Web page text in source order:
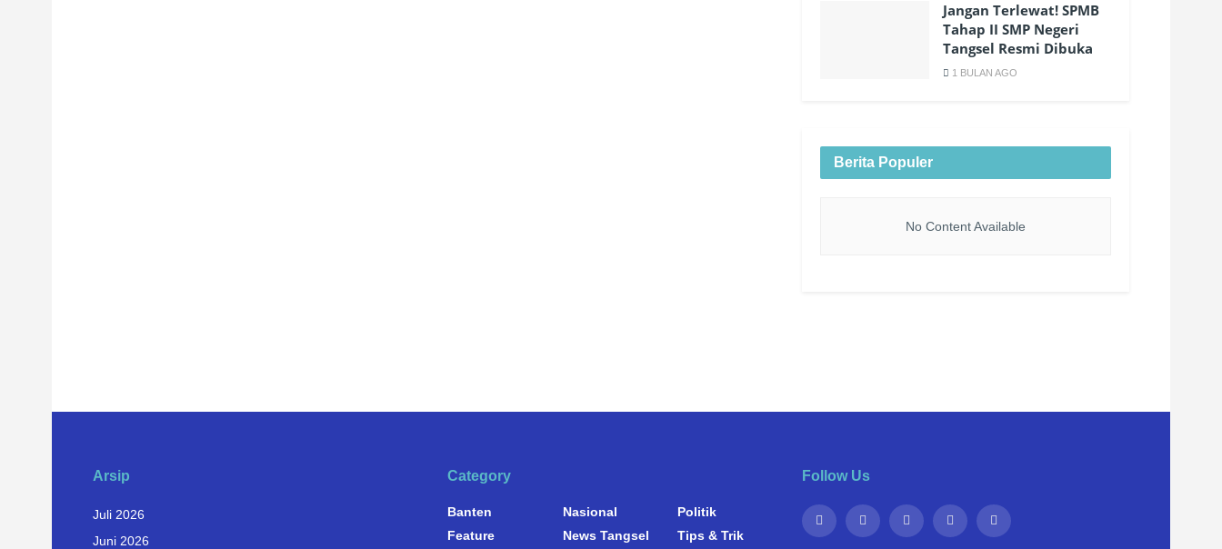
Jangan Terlewat! SPMB
Tahap II SMP Negeri
Tangsel Resmi Dibuka
1 BULAN AGO
Berita Populer
No Content Available
Arsip
Juli 2026
Juni 2026
Category
Banten
Feature
Nasional
News Tangsel
Politik
Tips & Trik
Follow Us